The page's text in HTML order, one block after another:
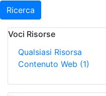
Ricerca
Voci Risorse
Qualsiasi Risorsa
Contenuto Web (1)